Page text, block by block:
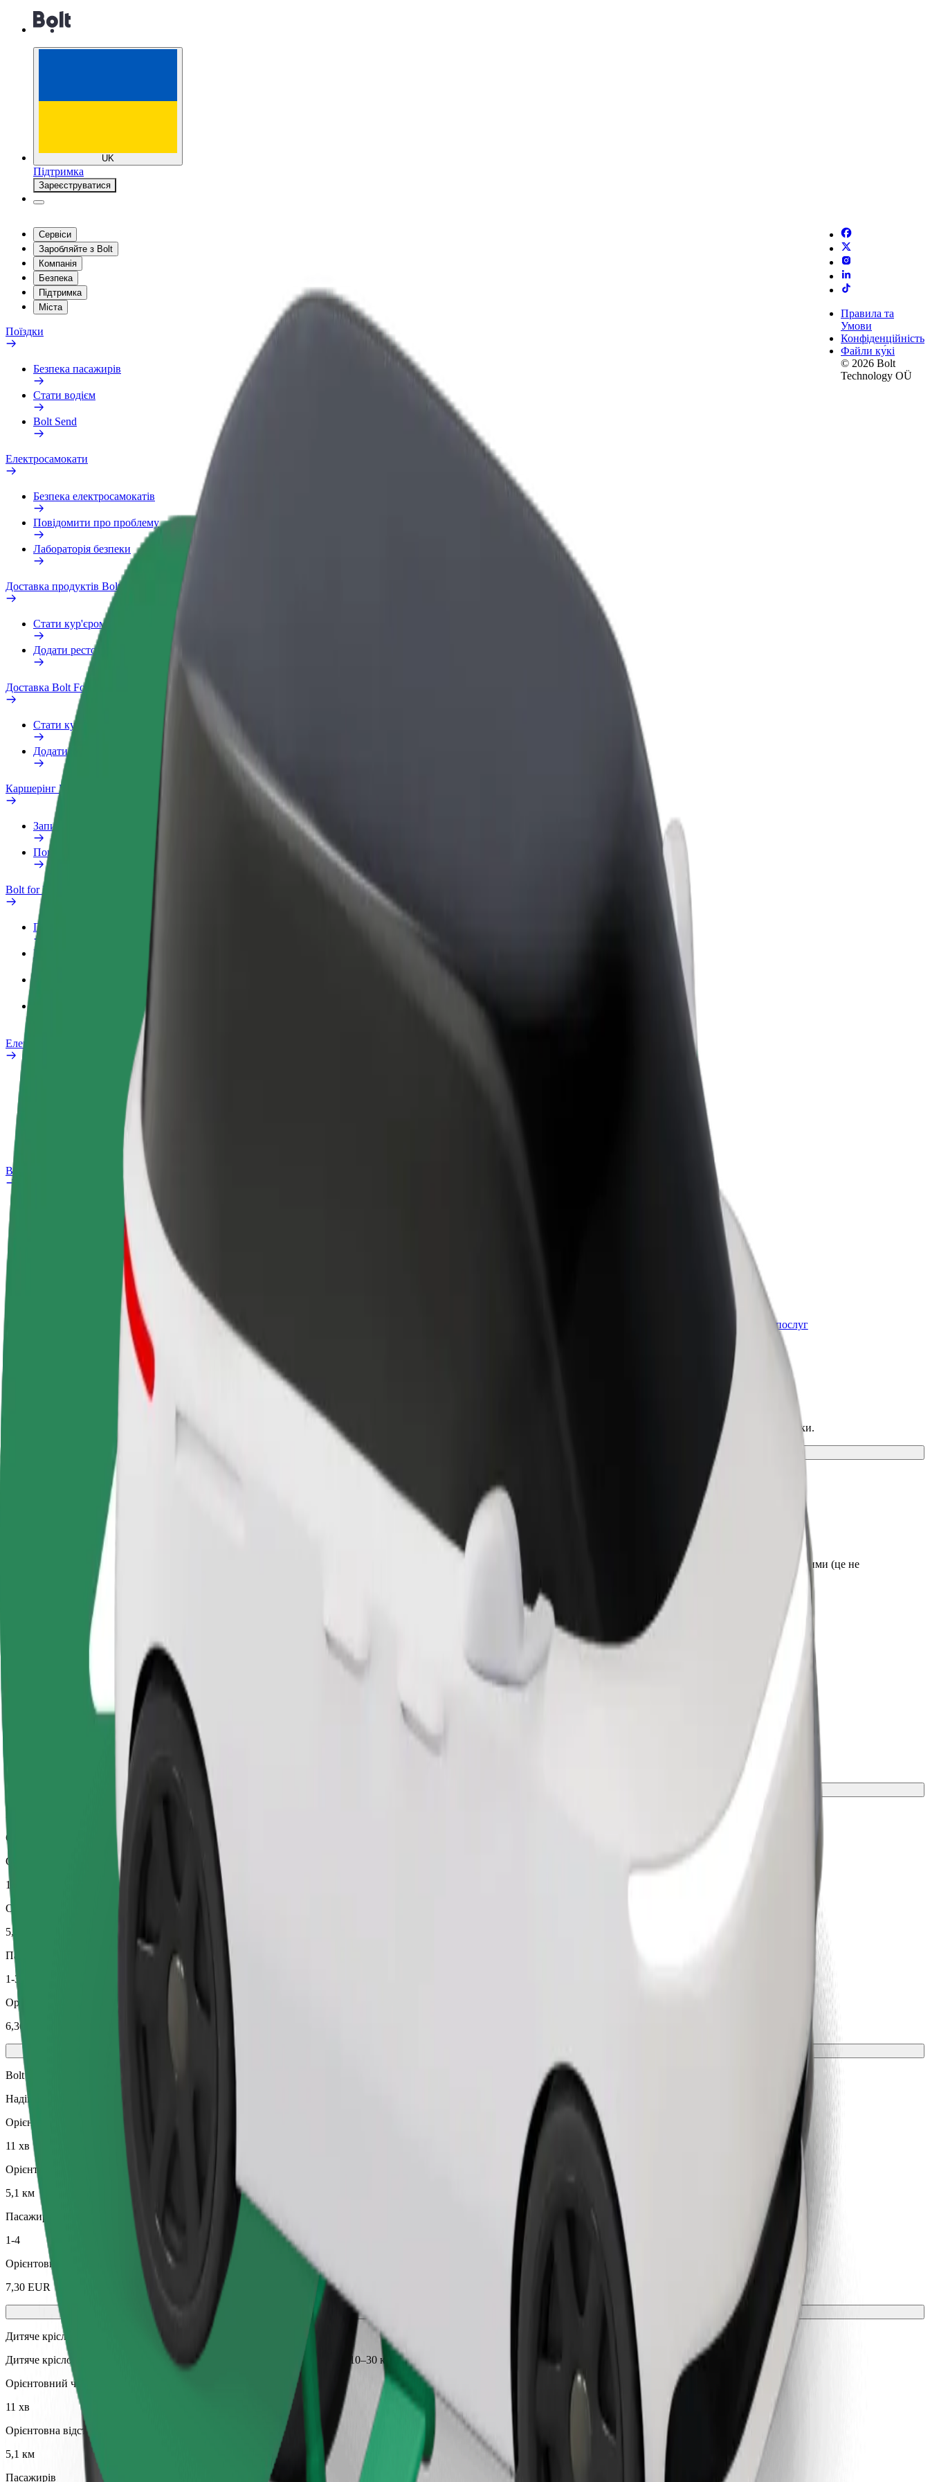
UK
Підтримка
Зареєструватися
Сервіси
Заробляйте з Bolt
Компанія
Безпека
Підтримка
Міста
Поїздки
Безпека пасажирів
Стати водієм
Bolt Send
Електросамокати
Безпека електросамокатів
Повідомити про проблему
Лабораторія безпеки
Доставка продуктів Bolt Market
Стати кур'єром
Додати ресторан чи крамницю
Доставка Bolt Food
Стати кур'єром
Додати ресторан чи крамницю
Каршерінг Bolt Drive
Запитання та відповіді
Повідомити про проблему з ТЗ
Bolt for Business
Переваги
Робочий обліковий запис
Bolt Food для корпоративних клієнтів
Електровелосипеди
Лабораторія безпеки
Повідомити про проблему
Запитання та відповіді
Bolt Plus
Запитання та відповіді
Заробляйте гроші на
Стати кур'єром
Доставляйте їжу та отримуйте
виплати щотижня
Масштабування продуктів та послуг
Bolt для вашого бізнесу
Правила та
Умови
Конфіденційність
Файли ку́кі
© 2026 Bolt
Technology OÜ
Як дістатися за маршрутом Solaris Shopping Mall – Tallinn Airport (TLL)
Хочеш дістатися за маршрутом "Solaris Shopping Mall" – "Tallinn Airport (TLL)"? Ознайомся з нашими сервісами та знайди ідеальний спосіб пересування для своєї поїздки.
Solaris Shopping Mall
Зручність та комфорт — всього у декілька кліків!
Водії цієї категорії допомагають людям похилого віку та з особливими потребами. Якщо маєш особливі побажання, повідом водія до посадки. Візки мають бути складеними (це не
спеціалізована служба для візків).
Орієнтовний час поїздки
Орієнтовна відстань
Basic
Стандартні моделі та доступні ціни
Орієнтовний час поїздки
11 хв
Орієнтовна відстань
5,1 км
Пасажирів
1-3
Орієнтовна вартість
6,30 EUR
Bolt
Надійні поїздки на повсякденних авто середнього класу.
Орієнтовний час поїздки
11 хв
Орієнтовна відстань
5,1 км
Пасажирів
1-4
Орієнтовна вартість
7,30 EUR
Дитяче крісло
Дитяче крісло з ременями безпеки для дітей віком 2–6 років (приблизно 10–30 кг). Уточни у водія точні обмеження за віком, вагою та зростом.
Орієнтовний час поїздки
11 хв
Орієнтовна відстань
5,1 км
Пасажирів